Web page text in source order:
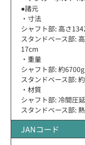
●諸元
・寸法
シャフト部: 高さ
スタンドベース部:
17cm
・重量
シャフト部: 約6700g
スタンドベース部:
・材質
シャフト部: 冷間圧
スタンドベース部:
JANコード